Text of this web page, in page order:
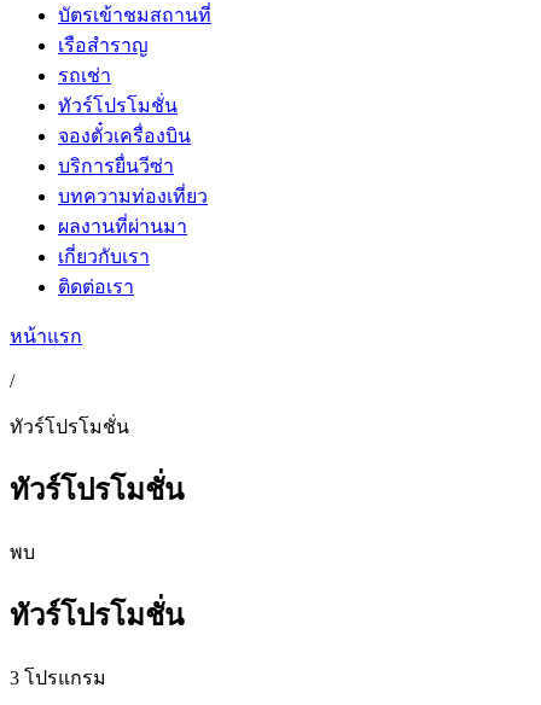
บัตรเข้าชมสถานที่
เรือสำราญ
รถเช่า
ทัวร์โปรโมชั่น
จองตั๋วเครื่องบิน
บริการยื่นวีซ่า
บทความท่องเที่ยว
ผลงานที่ผ่านมา
เกี่ยวกับเรา
ติดต่อเรา
หน้าแรก
/
ทัวร์โปรโมชั่น
ทัวร์โปรโมชั่น
พบ
ทัวร์โปรโมชั่น
3 โปรแกรม